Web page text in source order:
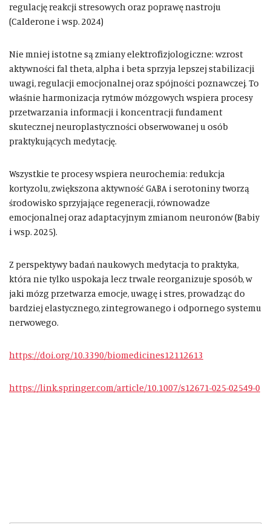
regulację reakcji stresowych oraz poprawę nastroju
(Calderone i wsp. 2024)
Nie mniej istotne są zmiany elektrofizjologiczne: wzrost
aktywności fal theta, alpha i beta sprzyja lepszej stabilizacji
uwagi, regulacji emocjonalnej oraz spójności poznawczej. To
właśnie harmonizacja rytmów mózgowych wspiera procesy
przetwarzania informacji i koncentracji fundament
skutecznej neuroplastyczności obserwowanej u osób
praktykujących medytację.
Wszystkie te procesy wspiera neurochemia: redukcja
kortyzolu, zwiększona aktywność GABA i serotoniny tworzą
środowisko sprzyjające regeneracji, równowadze
emocjonalnej oraz adaptacyjnym zmianom neuronów (Babiy
i wsp. 2025).
Z perspektywy badań naukowych medytacja to praktyka,
która nie tylko uspokaja lecz trwale reorganizuje sposób, w
jaki mózg przetwarza emocje, uwagę i stres, prowadząc do
bardziej elastycznego, zintegrowanego i odpornego systemu
nerwowego.
https://doi.org/10.3390/biomedicines12112613
https://link.springer.com/article/10.1007/s12671-025-02549-0